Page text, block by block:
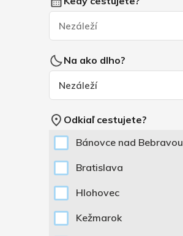
Na ako dlho?
Odkiaľ cestujete?
Bánovce nad Bebravou
Bratislava
Hlohovec
Kežmarok